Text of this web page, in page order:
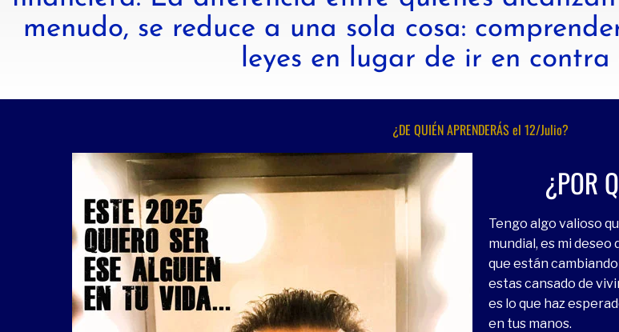
menudo, se reduce a una sola cosa:
leyes en lugar de ir en contra
¿DE QUIÉN APRENDERÁS el 12/Julio?
¿POR
Tengo algo valioso
mundial, es mi
que están cambiando
estas cansado de
es lo que haz
en tus manos.